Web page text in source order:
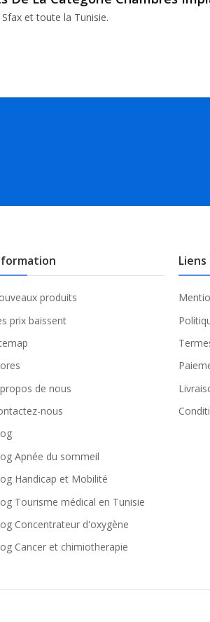
et toute la Tunisie.
produits
prix baissent
de nous
nous
Apnée du sommeil
Handicap et Mobilité
Tourisme médical en Tunisie
Concentrateur d'oxygène
Cancer et chimiotherapie